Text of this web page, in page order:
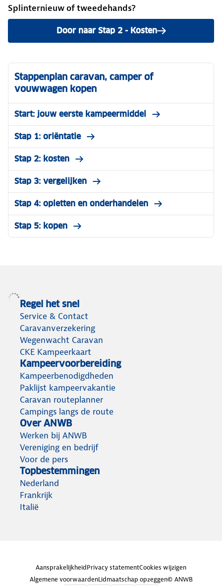
Splinternieuw of tweedehands?
Door naar Stap 2 - Kosten
Stappenplan caravan, camper of
vouwwagen kopen
Start: jouw eerste kampeermiddel
Stap 1: oriëntatie
Stap 2: kosten
Stap 3: vergelijken
Stap 4: opletten en onderhandelen
Stap 5: kopen
Regel het snel
Service & Contact
Caravanverzekering
Wegenwacht Caravan
CKE Kampeerkaart
Kampeervoorbereiding
Kampeerbenodigdheden
Paklijst kampeervakantie
Caravan routeplanner
Campings langs de route
Over ANWB
Werken bij ANWB
Vereniging en bedrijf
Voor de pers
Topbestemmingen
Nederland
Frankrijk
Italië
AansprakelijkheidPrivacy statementCookies wijzigen
Algemene voorwaardenLidmaatschap opzeggen© ANWB